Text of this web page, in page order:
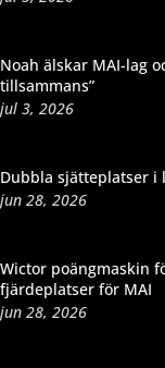
Noah älskar MAI-lag
tillsammans”
jul 3, 2026
Dubbla sjätteplatser i
jun 28, 2026
Wictor poängmaskin
fjärdeplatser för MAI
jun 28, 2026